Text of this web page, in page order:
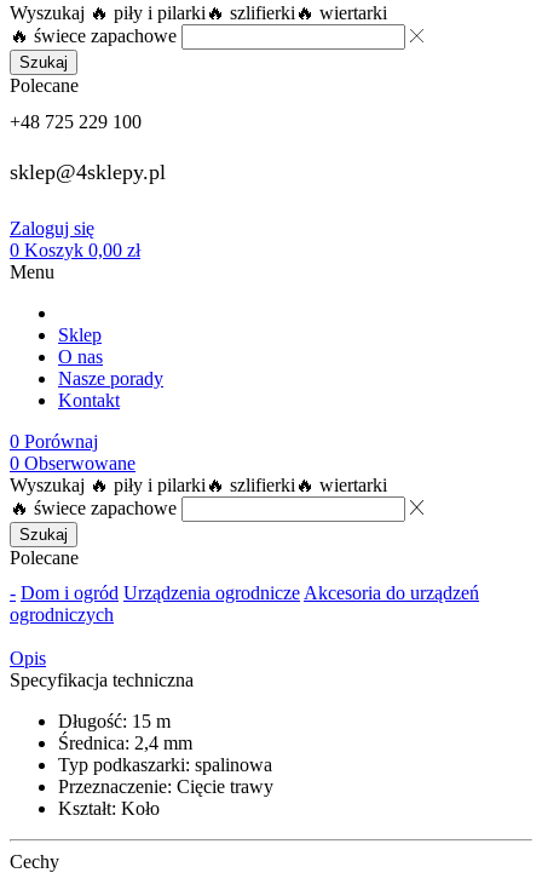
Wyszukaj 🔥 piły i pilarki 🔥 szlifierki 🔥 wiertarki
🔥 świece zapachowe
Szukaj
Polecane
+48 725 229 100
sklep@4sklepy.pl
Zaloguj się
0 Koszyk 0,00 zł
Menu
Sklep
O nas
Nasze porady
Kontakt
0 Porównaj
0 Obserwowane
Wyszukaj 🔥 piły i pilarki 🔥 szlifierki 🔥 wiertarki
🔥 świece zapachowe
Szukaj
Polecane
- Dom i ogród Urządzenia ogrodnicze Akcesoria do urządzeń
ogrodniczych
Opis
Specyfikacja techniczna
Długość: 15 m
Średnica: 2,4 mm
Typ podkaszarki: spalinowa
Przeznaczenie: Cięcie trawy
Kształt: Koło
Cechy